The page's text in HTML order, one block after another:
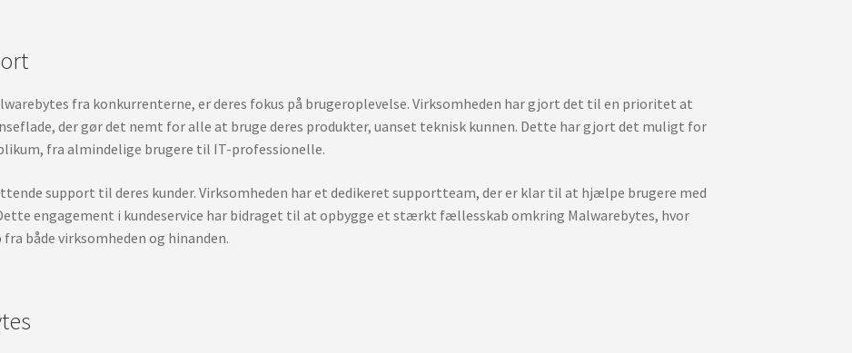
fra konkurrenterne, er deres fokus på brugeroplevelse. Virksomheden har gjort det til en prioritet at
der gør det nemt for alle at bruge deres produkter, uanset teknisk kunnen. Dette har gjort det muligt for
fra almindelige brugere til IT-professionelle.
support til deres kunder. Virksomheden har et dedikeret supportteam, der er klar til at hjælpe brugere med
engagement i kundeservice har bidraget til at opbygge et stærkt fællesskab omkring Malwarebytes, hvor
både virksomheden og hinanden.